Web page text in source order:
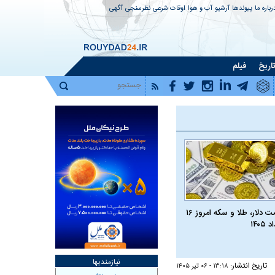
ما پیوندها آرشیو آب و هوا اوقات شرعی نظرسنجی آگهی
تاریخ فیلم
قیمت دلار، طلا و سکه امروز ۱۶
تاریخ انتشار: ۱۳:۱۸ - ۰۶ تير ۱۴۰۵
نیازمندیها